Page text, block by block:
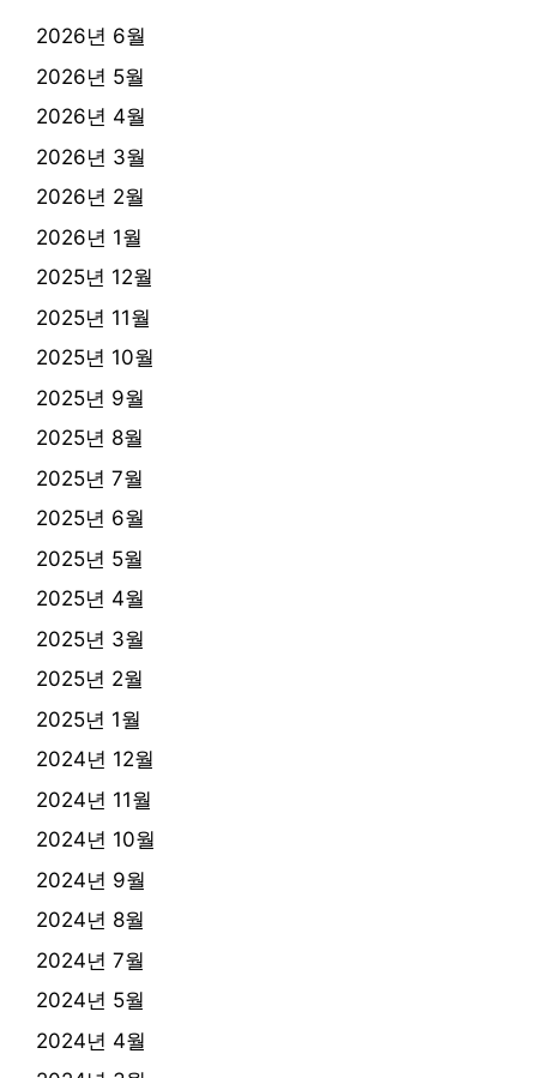
2026년 6월
2026년 5월
2026년 4월
2026년 3월
2026년 2월
2026년 1월
2025년 12월
2025년 11월
2025년 10월
2025년 9월
2025년 8월
2025년 7월
2025년 6월
2025년 5월
2025년 4월
2025년 3월
2025년 2월
2025년 1월
2024년 12월
2024년 11월
2024년 10월
2024년 9월
2024년 8월
2024년 7월
2024년 5월
2024년 4월